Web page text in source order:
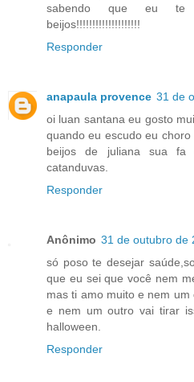
sabendo que eu te
beijos!!!!!!!!!!!!!!!!!!!!
Responder
anapaula provence 31 de
oi luan santana eu gosto
quando eu escudo eu
beijos de juliana sua fa
catanduvas.
Responder
Anônimo 31 de outubro de
só poso te desejar
que eu sei que você nem
mas ti amo muito e nem
e nem um outro vai tirar
halloween.
Responder